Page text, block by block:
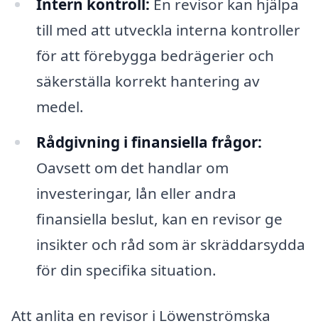
Intern kontroll: En revisor kan hjälpa
till med att utveckla interna kontroller
för att förebygga bedrägerier och
säkerställa korrekt hantering av
medel.
Rådgivning i finansiella frågor:
Oavsett om det handlar om
investeringar, lån eller andra
finansiella beslut, kan en revisor ge
insikter och råd som är skräddarsydda
för din specifika situation.
Att anlita en revisor i Löwenströmska